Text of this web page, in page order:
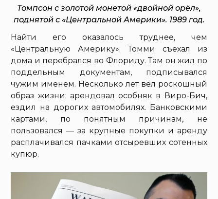
Томпсон с золотой монетой «двойной орёл»,
поднятой с «Центральной Америки». 1989 год.
Найти его оказалось труднее, чем
«Центральную Америку». Томми съехал из
дома и перебрался во Флориду. Там он жил по
поддельным документам, подписывался
чужим именем. Несколько лет вёл роскошный
образ жизни: арендовал особняк в Виро-Бич,
ездил на дорогих автомобилях. Банковскими
картами, по понятным причинам, не
пользовался — за крупные покупки и аренду
расплачивался пачками отсыревших сотенных
купюр.